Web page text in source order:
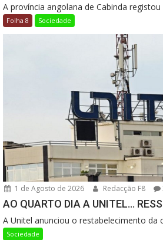
A província angolana de Cabinda registou
Folha 8 Sociedade
1 de Agosto de 2026 Redacção F8
AO QUARTO DIA A UNITEL…
A Unitel anunciou o restabelecimento da
Sociedade